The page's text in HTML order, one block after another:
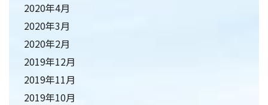
2020年4月
2020年3月
2020年2月
2019年12月
2019年11月
2019年10月